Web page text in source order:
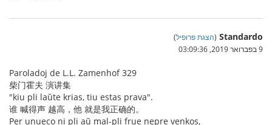
Standardo
(הצגת פרופיל)
9 בפברואר 2019, 03:09:36
Paroladoj de L.L. Zamenhof 329
柴门霍夫 演讲集
"kiu pli laŭte krias, tiu estas prava".
谁 喊得声 越高，他 就是我正确的。
Per unueco ni pli aŭ mal-pli frue nepre venkos,